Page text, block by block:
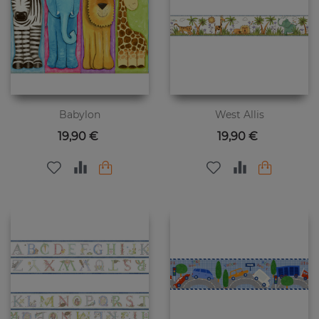
Babylon
Preis
19,90 €
West Allis
Preis
19,90 €